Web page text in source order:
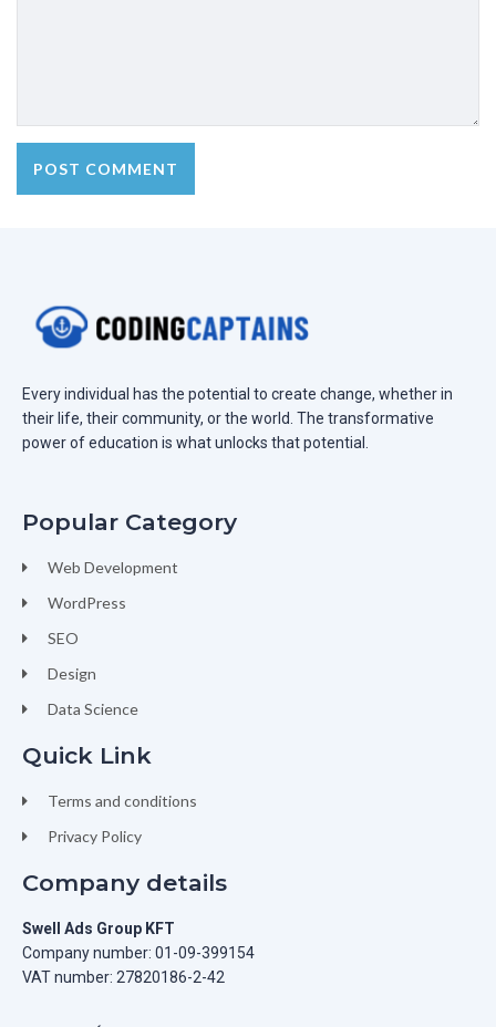
Every individual has the potential to create change, whether in
their life, their community, or the world. The transformative
power of education is what unlocks that potential.
Popular Category
Web Development
WordPress
SEO
Design
Data Science
Quick Link
Terms and conditions
Privacy Policy
Company details
Swell Ads Group KFT
Company number: 01-09-399154
VAT number: 27820186-2-42